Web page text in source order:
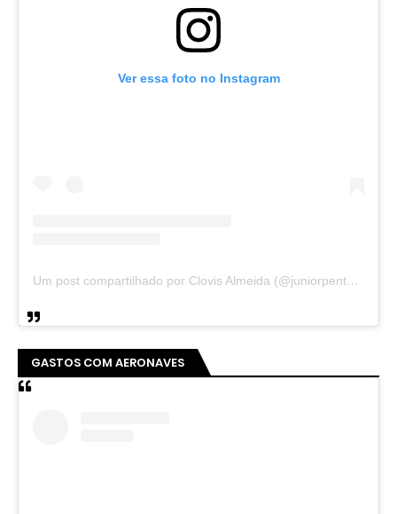
Ver essa foto no Instagram
Um post compartilhado por Clovis Almeida (@juniorpentecoste01)
GASTOS COM AERONAVES